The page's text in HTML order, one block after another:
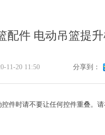
配件 电动吊篮提
件时请不要让任何控件重叠。
11-20 11:50 分享到：